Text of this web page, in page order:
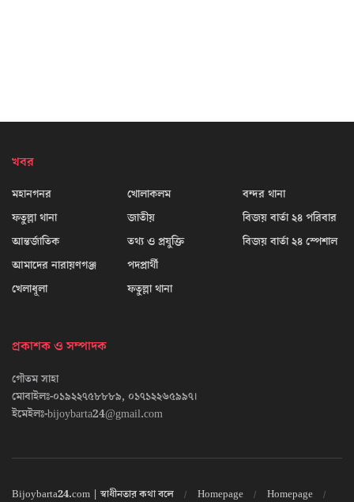
খবর
মহানগনর
ফতুল্লা থানা
আন্তর্জাতিক
আমাদের নারায়ণগঞ্জ
খেলাধূলা
খোলাকলম
জাতীয়
তথ্য ও প্রযুক্তি
পদপ্রার্থী
ফতুল্লা থানা
বন্দর থানা
বিজয় বার্তা ২৪ পরিবার
বিজয় বার্তা ২৪ স্পেশাল
প্রকাশক ও সম্পাদক
গৌতম সাহা
মোবাইলঃ-০১৯২২৭৫৮৮৮৯, ০১৭১২২৬৫৯৯৭।
ইমেইলঃ-bijoybarta24@gmail.com
Bijoybarta24.com | স্বাধীনতার কথা বলে Homepage Homepage